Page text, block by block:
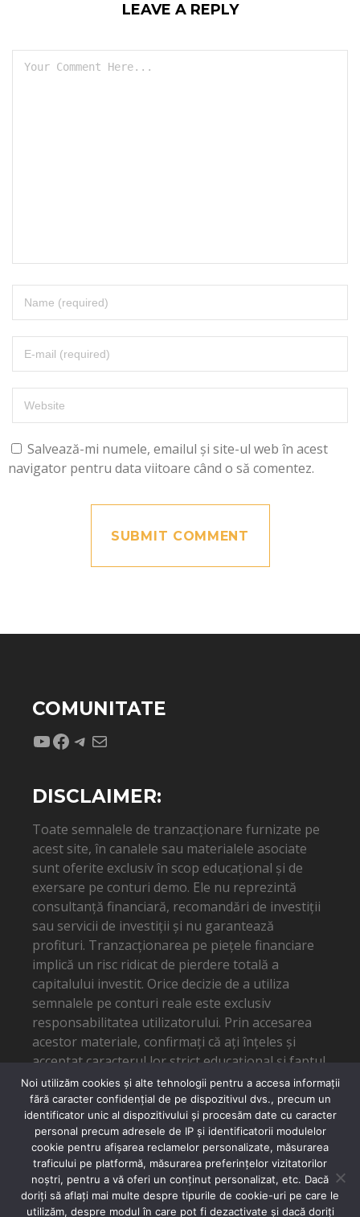
LEAVE A REPLY
Salvează-mi numele, emailul și site-ul web în acest
navigator pentru data viitoare când o să comentez.
COMUNITATE
YouTube
Facebook
Telegram
Mail
DISCLAIMER:
Toate semnalele de tranzacționare furnizate pe
acest site, în canalele sau materialele asociate
sunt oferite exclusiv în scop educațional și de
exersare pe conturi demo. Ele nu reprezintă
consultanță financiară, recomandări de investiții
sau servicii de investiții și nu garantează
profituri. Tranzacționarea pe piețele financiare
implică un risc ridicat de pierdere totală a
capitalului investit. Orice decizie de a utiliza
semnalele pe conturi reale este exclusiv
responsabilitatea utilizatorului. Prin accesarea
acestor materiale, confirmați că ați înțeles și
acceptat caracterul lor strict educațional și faptul
că autorul nu poate fi tras la răspundere pentru
eventuale pierderi financiare.
SUPORT EMAIL: SUPPORT@DANTOMA.TRADE
Noi utilizăm cookies și alte tehnologii pentru a accesa informații
fără caracter confidențial de pe dispozitivul dvs., precum un
identificator unic al dispozitivului și procesăm date cu caracter
personal precum adresele de IP și identificatorii modulelor
cookie pentru afișarea reclamelor personalizate, măsurarea
traficului pe platformă, măsurarea preferințelor vizitatorilor
noștri, pentru a vă oferi un conținut personalizat, etc. Dacă
doriți să aflați mai multe despre tipurile de cookie-uri pe care le
utilizăm, despre modul în care pot fi dezactivate și dacă doriți